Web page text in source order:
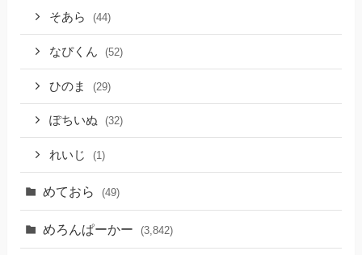
そあら (44)
なぴくん (52)
ひのま (29)
ぽちいぬ (32)
れいじ (1)
めておら (49)
めろんぱーかー (3,842)